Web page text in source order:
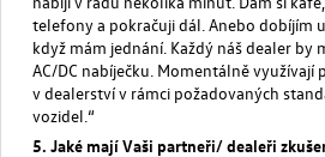
telefony a pokračuji dál. Anebo dobíjím
když mám jednání. Každý náš dealer
AC/DC nabíječku. Momentálně využívají
v dealerství v rámci požadovaných
vozidel.“
Jaké mají Vaši partneři/ dealeři